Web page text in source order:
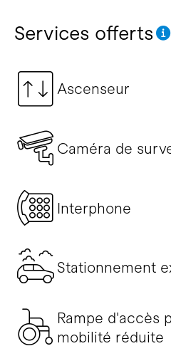
Services offerts
Ascenseur
Caméra de
Interphone
Stationnement
Rampe d'accès
mobilité réduite